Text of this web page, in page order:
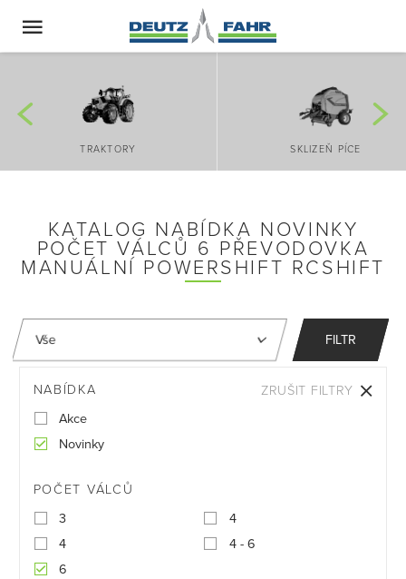
TRAKTORY SKLIZEŇ PÍCE
KATALOG NABÍDKA NOVINKY
POČET VÁLCŮ 6 PŘEVODOVKA
MANUÁLNÍ POWERSHIFT RCSHIFT
FILTR
NABÍDKA
Akce
Novinky
POČET VÁLCŮ
3
4
4
4 - 6
6
ZRUŠIT FILTRY